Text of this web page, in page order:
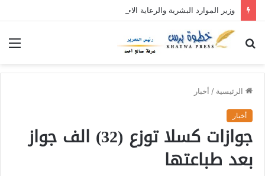
الرئيسية / أخبار
أخبار
جوازات كسلا توزع (32) الف جواز
بعد طباعتها